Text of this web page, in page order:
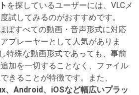
を探しているユーザーには、VLCメ
試してみるのがおすすめです。
ぼすべての動画・音声形式に対応
プレーヤーとして人気がありま
特殊な動画形式であっても、事前
加を一切することなく、ファイル
きることが特徴です。また、
、Android、iOSなど幅広いプラッ